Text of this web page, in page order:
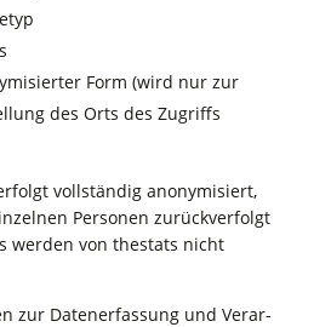
Form (wird nur zur
des Orts des Zugriffs
voll­stän­dig anony­mi­siert,
Per­so­nen zurück­ver­folgt
wer­den von the­stats nicht
zur Daten­er­fas­sung und Ver­ar­